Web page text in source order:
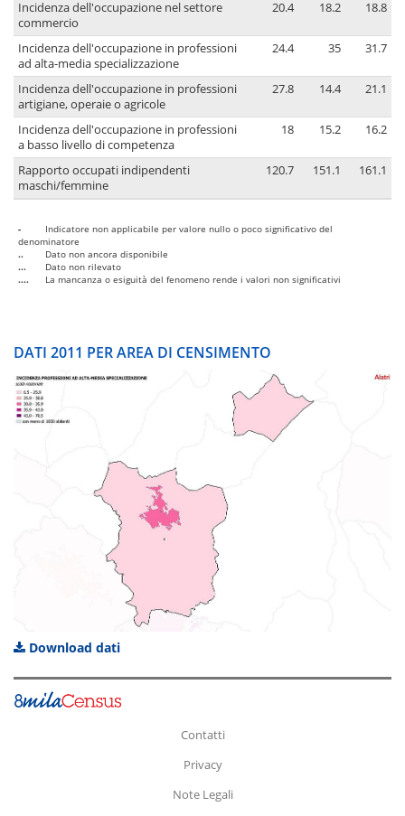
Incidenza dell'occupazione nel settore
commercio
20.4 18.2 18.8
Incidenza dell'occupazione in professioni
ad alta-media specializzazione
24.4 35 31.7
Incidenza dell'occupazione in professioni
artigiane, operaie o agricole
27.8 14.4 21.1
Incidenza dell'occupazione in professioni
a basso livello di competenza
18 15.2 16.2
Rapporto occupati indipendenti
maschi/femmine
120.7 151.1 161.1
-
Indicatore non applicabile per valore nullo o poco significativo del
denominatore
..
Dato non ancora disponibile
...
Dato non rilevato
....
La mancanza o esiguità del fenomeno rende i valori non significativi
DATI 2011 PER AREA DI CENSIMENTO
Download dati
Contatti
Privacy
Note Legali